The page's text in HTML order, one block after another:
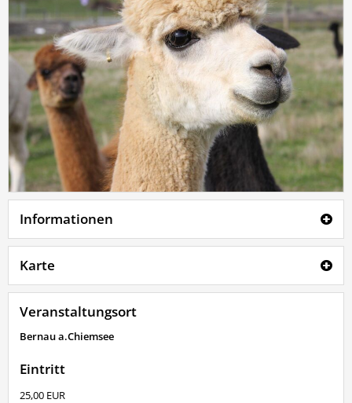
Informationen
Karte
Veranstaltungsort
Bernau a.Chiemsee
Eintritt
25,00 EUR